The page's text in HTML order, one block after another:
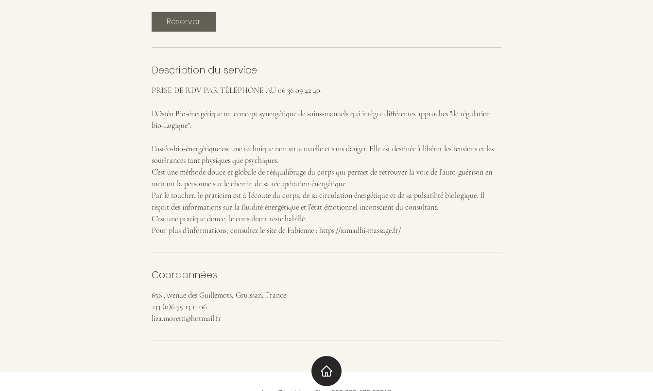
Réserver
Description du service
PRISE DE RDV PAR TÉLÉPHONE AU 06 36 09 42 40.
L’Ostéo Bio-énergétique un concept synergétique de soins-manuels qui intègre différentes approches "de régulation
bio-Logique".
L’ostéo-bio-énergétique est une technique non structurelle et sans danger. Elle est destinée à libérer les tensions et les
souffrances tant physiques que psychiques.
C’est une méthode douce et globale de rééquilibrage du corps qui permet de retrouver la voie de l’auto-guérison en
mettant la personne sur le chemin de sa récupération énergétique.
Par le toucher, le praticien est à l’écoute du corps, de sa circulation énergétique et de sa pulsatilité biologique. Il
reçoit des informations sur la fluidité énergétique et l’état émotionnel inconscient du consultant.
C’est une pratique douce, le consultant reste habillé.
Coordonnées
656 Avenue des Guillemots, Gruissan, France
+33 (0)6 75 13 11 06
liza.moretti@hotmail.fr